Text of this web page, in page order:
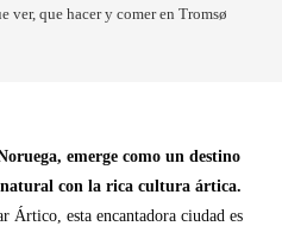
ver, que hacer y comer en Tromsø
emerge como un destino
con la rica cultura ártica.
Ártico, esta encantadora ciudad es